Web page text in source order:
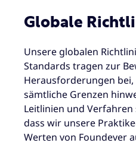
Globale
Unsere globalen
Standards tragen zur
Herausforderungen
sämtliche Grenzen
Leitlinien und Verfahren
dass wir unsere
Werten von Foundever